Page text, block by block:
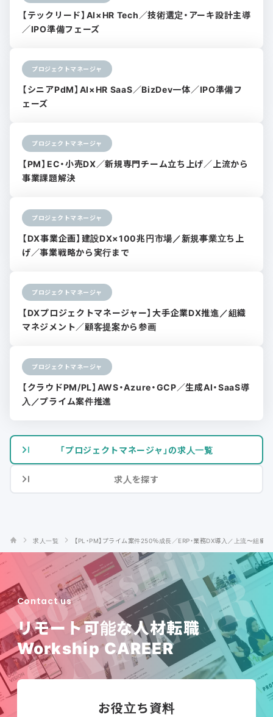
【テックリード】AI×HR Tech／技術選定・アーキ設計主導
／IPO準備フェーズ
プロジェクトマネージャ
【シニアPdM】AI×HR SaaS／BizDev一体／IPO準備フ
ェーズ
プロジェクトマネージャ
【PM】EC・小売DX／新規専門チーム立ち上げ／上流から
事業課題解決
プロジェクトマネージャ
【DX事業企画】建設DX×100兆円市場／新規事業立ち上
げ／事業戦略から実行まで
プロジェクトマネージャ
【DXプロジェクトマネージャー】大手企業DX推進／組織
マネジメント／顧客提案から参画
プロジェクトマネージャ
【クラウドPM/PL】AWS・Azure・GCP／生成AI・SaaS導
入／プライム案件推進
「プロジェクトマネージャ」の求人一覧
求人を探す
求人一覧 【PL・PM】プライム案件250％成長／ERP・業務DX導入／上流〜組織
Contact us
リモート可能な人材転職
Workship CAREER
お役立ち資料